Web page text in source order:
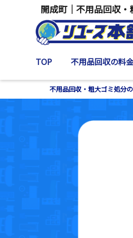
TOP 不用品回収の料
開成町｜不用品回収・
不用品回収・粗大ゴミ処分